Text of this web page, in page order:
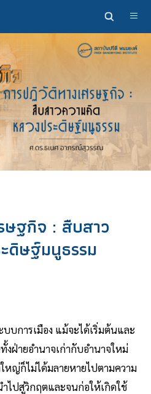
ษฐกิจ : สืบสาว
ดิษฐ์มนูธรรม
บการเมือง แม้จะได้เริ่มต้นและ
งฝ่ายอำนาจเก่ากับอำนาจใหม่
ญ่ก็ไม่ได้มลายหายไปตามความ
ไปสู่วิกฤตและจนก่อให้เกิดใช้